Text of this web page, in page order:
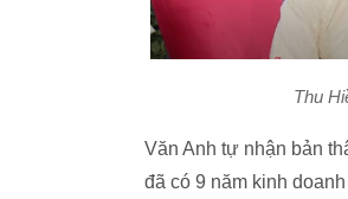
Thu
Văn Anh tự nhận bản
đã có 9 năm kinh